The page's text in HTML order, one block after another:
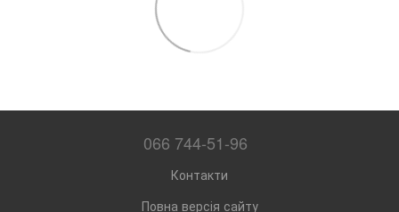
066 744-51-96
Контакти
Повна версія сайту